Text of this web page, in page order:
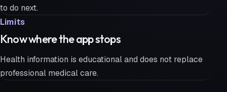
to do next.
Limits
Know where the app stops
Health information is educational and does not replace
professional medical care.